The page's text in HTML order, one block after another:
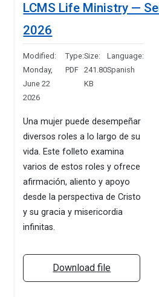
LCMS Life Ministry —
2026
Modified:
Monday,
June 22
2026
Type:
PDF
Size:
241.80
KB
Language:
Spanish
Una mujer puede desempeñar
diversos roles a lo largo de su
vida. Este folleto examina
varios de estos roles y ofrece
afirmación, aliento y apoyo
desde la perspectiva de Cristo
y su gracia y misericordia
infinitas.
Download file